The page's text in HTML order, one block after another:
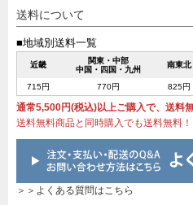
送料について
■地域別送料一覧
近畿
関東・中部
中国・四国・九州
南東北
715円 770円 825円
通常5,500円(税込)以上ご購入で、送料
送料無料商品と同時購入でも送料無料！
＞＞よくある質問はこちら